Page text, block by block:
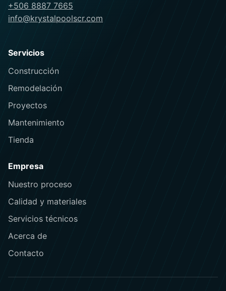
+506 8887 7665
info@krystalpoolscr.com
Servicios
Construcción
Remodelación
Proyectos
Mantenimiento
Tienda
Empresa
Nuestro proceso
Calidad y materiales
Servicios técnicos
Acerca de
Contacto